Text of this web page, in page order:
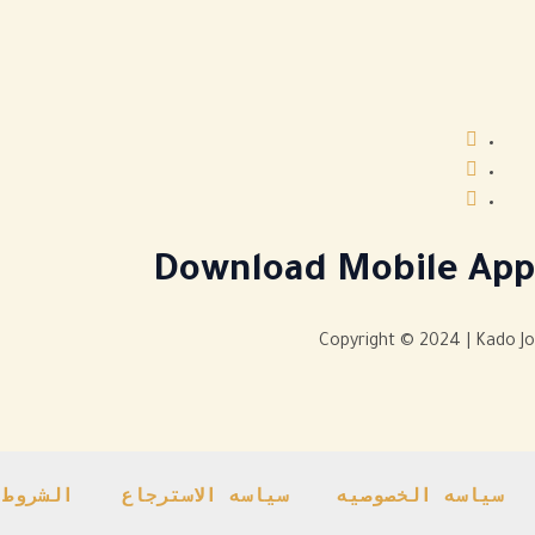
Download Mobile App
Copyright © 2024 | Kado Jo
سياسه الخصوصيه سياسه الاسترجاع